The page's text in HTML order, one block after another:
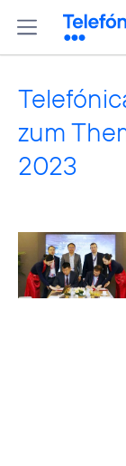
zum
2023